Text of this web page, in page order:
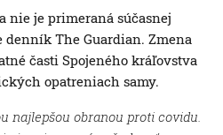
nie je primeraná súčasnej
The Guardian. Zmena
časti Spojeného kráľovstva
opatreniach samy.
najlepšou obranou proti covidu.